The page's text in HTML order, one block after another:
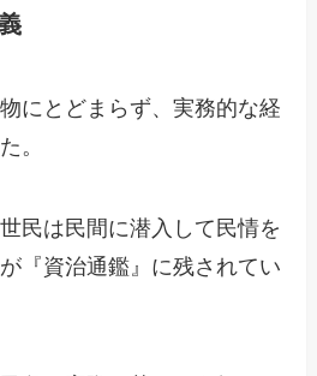
にとどまらず、実務的な経
。
民は民間に潜入して民情を
『資治通鑑』に残されてい